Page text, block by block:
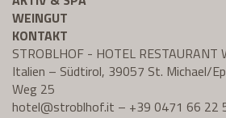
WEINGUT
KONTAKT
STROBLHOF - HOTEL RESTAURANT
Italien – Südtirol, 39057 St. Michael/
Weg 25
hotel@stroblhof.it – +39 0471 66 22